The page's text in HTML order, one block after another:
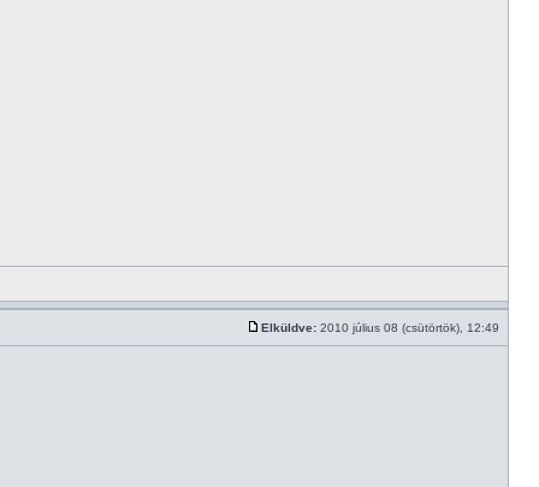
Elküldve: 2010 július 08 (csütörtök), 12:49